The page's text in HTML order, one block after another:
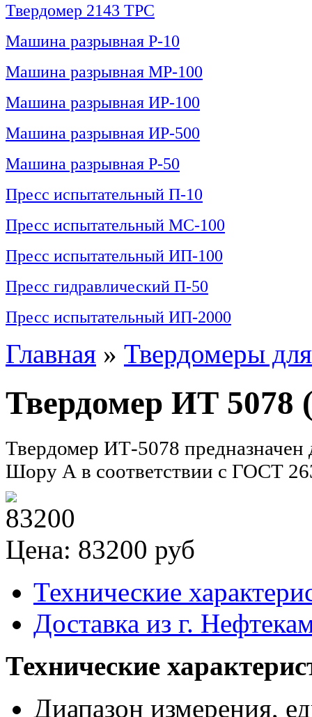
Твердомер 2143 ТРС
Машина разрывная Р-10
Машина разрывная МР-100
Машина разрывная ИР-100
Машина разрывная ИР-500
Машина разрывная Р-50
Пресс испытательный П-10
Пресс испытательный МС-100
Пресс испытательный ИП-100
Пресс гидравлический П-50
Пресс испытательный ИП-2000
Главная » Твердомеры
Твердомер ИТ
Твердомер ИТ-5078 предназначен
Шору А в соответствии с ГОСТ
Цена: 83200 руб
Технические
Доставка из г.
Технические
Диапазон измерения,